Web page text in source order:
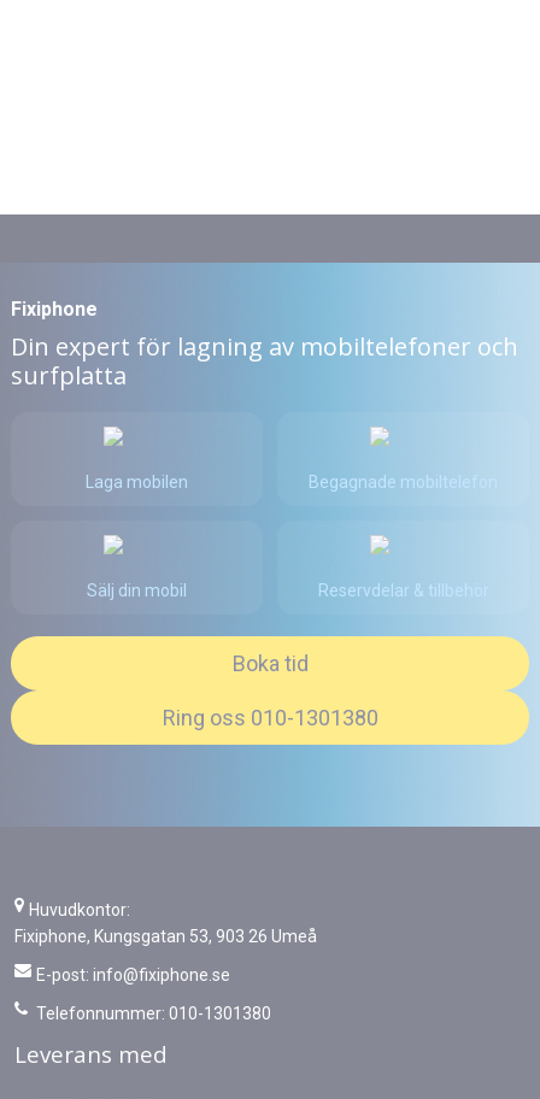
Fixiphone
Din expert för lagning av mobiltelefoner och
surfplatta
Laga mobilen Begagnade mobiltelefon
Sälj din mobil Reservdelar & tillbehör
Boka tid
Ring oss 010-1301380
Huvudkontor:
Fixiphone, Kungsgatan 53, 903 26 Umeå
E-post: info@fixiphone.se
Telefonnummer: 010-1301380
Leverans med